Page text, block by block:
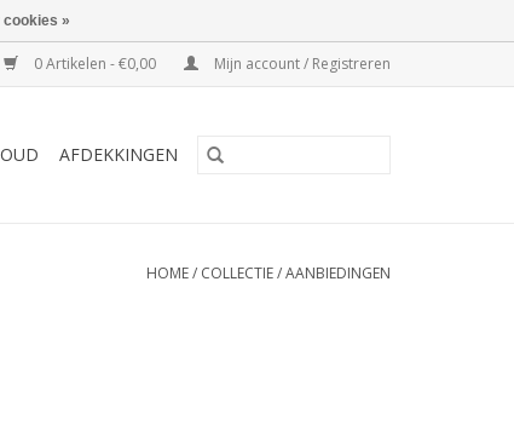
0 Artikelen - €0,00 Mijn account / Registreren
AFDEKKINGEN
HOME/ COLLECTIE/AANBIEDINGEN
cookies »